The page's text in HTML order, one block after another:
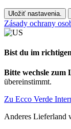
Uložiť nastavenia.
Zásady ochrany
Bist du im
Bitte wechsle zum
übereinstimmt.
Zu Ecco Verde
Anderes Lieferland